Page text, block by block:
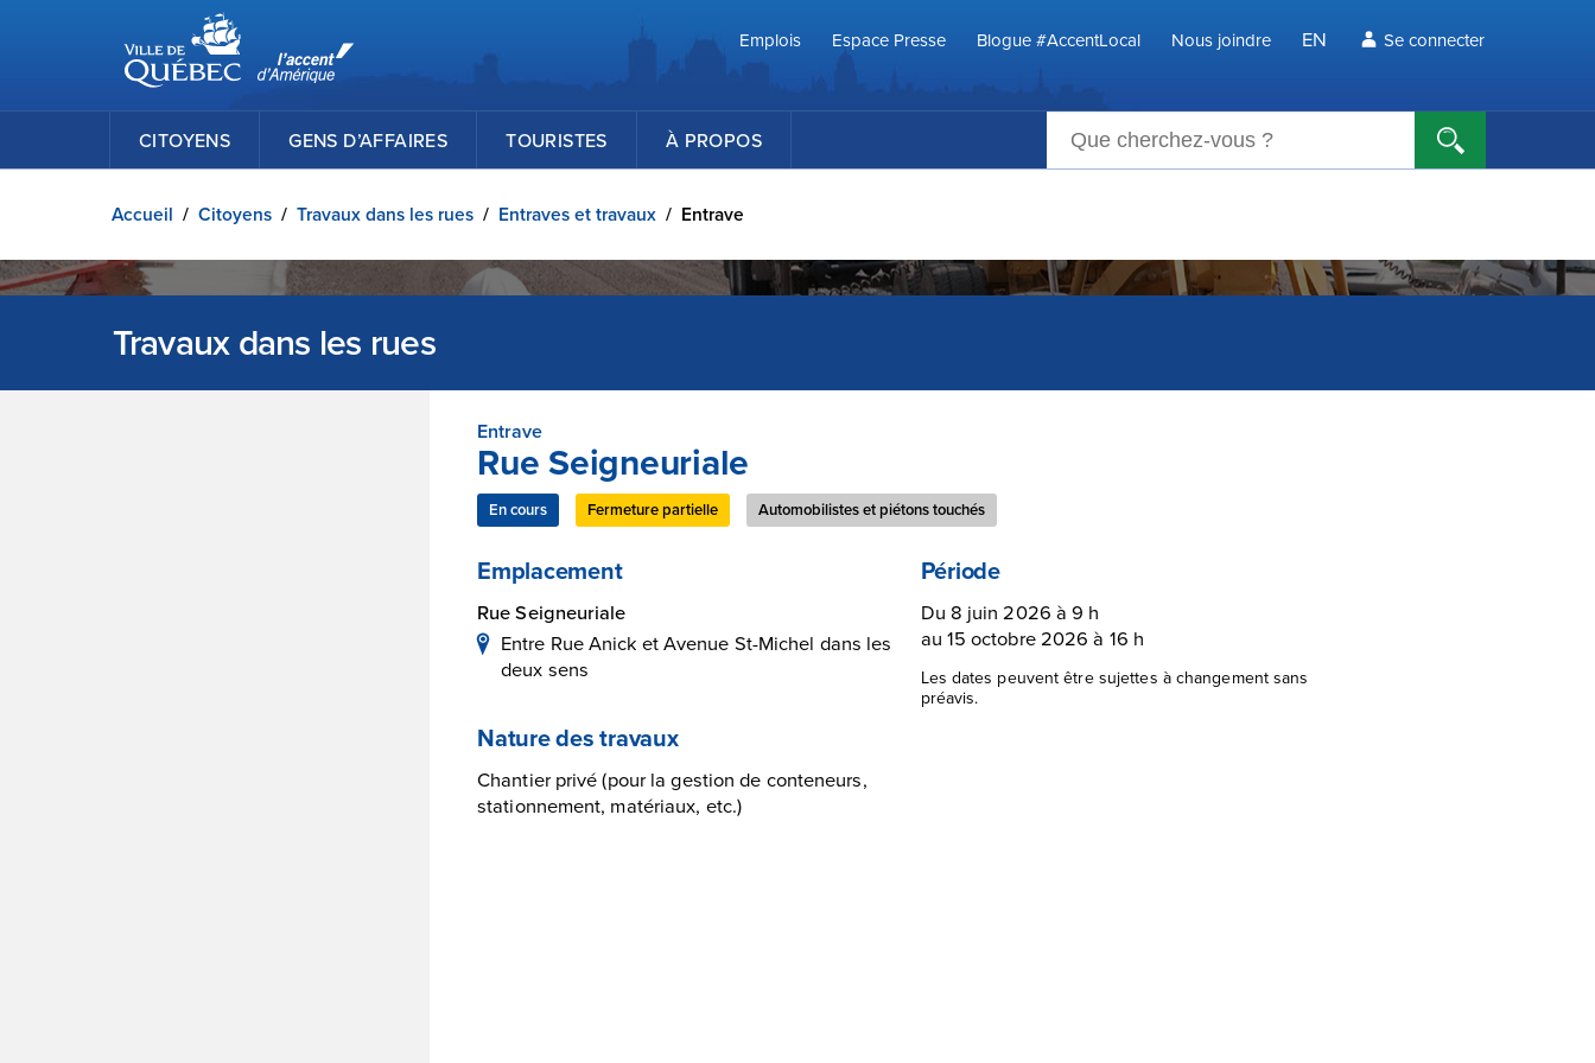
Passer au contenu principal
Ville de Québec
Emplois
Espace Presse Blogue #AccentLocal Nous joindre EN Se connecter
CITOYENS GENS D’AFFAIRES TOURISTES À PROPOS
Accueil / Citoyens / Travaux dans les rues / Entraves et travaux / Entrave
Travaux dans les rues
Entrave
Rue Seigneuriale
En cours Fermeture partielle Automobilistes et piétons touchés
Emplacement
Rue Seigneuriale
Entre Rue Anick et Avenue St-Michel dans les
deux sens
Nature des travaux
Chantier privé (pour la gestion de conteneurs,
stationnement, matériaux, etc.)
Période
Du 8 juin 2026 à 9 h
au 15 octobre 2026 à 16 h
Les dates peuvent être sujettes à changement sans
préavis.